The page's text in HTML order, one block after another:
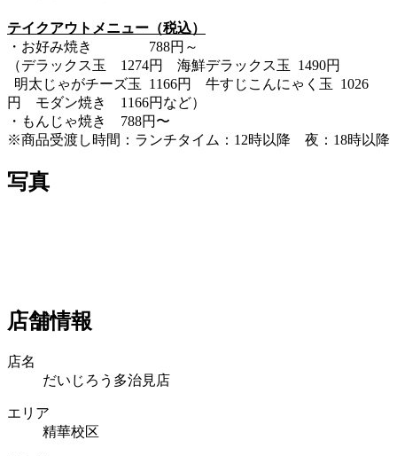
テイクアウトメニュー（税込）
・お好み焼き 788円～
（デラックス玉 1274円 海鮮デラックス玉 1490円
明太じゃがチーズ玉 1166円 牛すじこんにゃく玉 1026
円 モダン焼き 1166円など）
・もんじゃ焼き 788円〜
※商品受渡し時間：ランチタイム：12時以降 夜：18時以降
写真
店舗情報
店名
だいじろう多治見店
エリア
精華校区